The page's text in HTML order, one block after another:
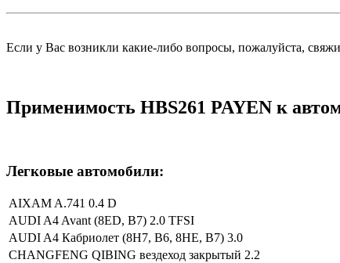
Если у Вас возникли какие-либо вопросы, пожалуйста,
Применимость HBS261 PAYEN к
Легковые автомобили:
AIXAM A.741 0.4 D
AUDI A4 Avant (8ED, B7) 2.0 TFSI
AUDI A4 Кабриолет (8H7, B6, 8HE, B7) 3.0
CHANGFENG QIBING вездеход закрытый 2.2